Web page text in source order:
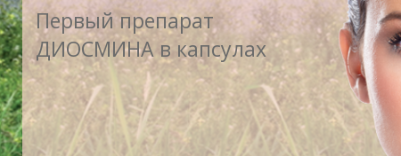
Первый препарат
ДИОСМИНА в капсулах